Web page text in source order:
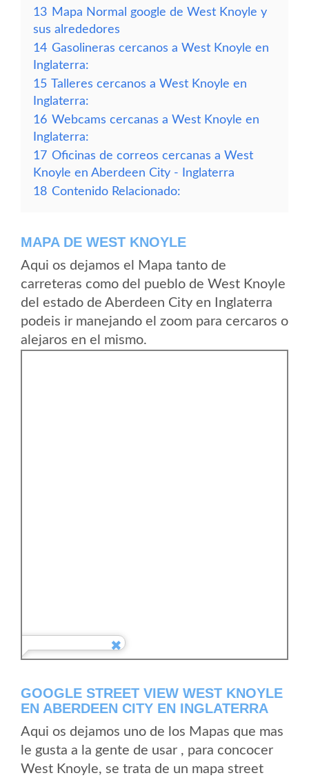
13 Mapa Normal google de West Knoyle y
sus alrededores
14 Gasolineras cercanos a West Knoyle en
Inglaterra:
15 Talleres cercanos a West Knoyle en
Inglaterra:
16 Webcams cercanas a West Knoyle en
Inglaterra:
17 Oficinas de correos cercanas a West
Knoyle en Aberdeen City - Inglaterra
18 Contenido Relacionado:
MAPA DE WEST KNOYLE
Aqui os dejamos el Mapa tanto de
carreteras como del pueblo de West Knoyle
del estado de Aberdeen City en Inglaterra
podeis ir manejando el zoom para cercaros o
alejaros en el mismo.
GOOGLE STREET VIEW WEST KNOYLE
EN ABERDEEN CITY EN INGLATERRA
Aqui os dejamos uno de los Mapas que mas
le gusta a la gente de usar , para concocer
West Knoyle, se trata de un mapa street